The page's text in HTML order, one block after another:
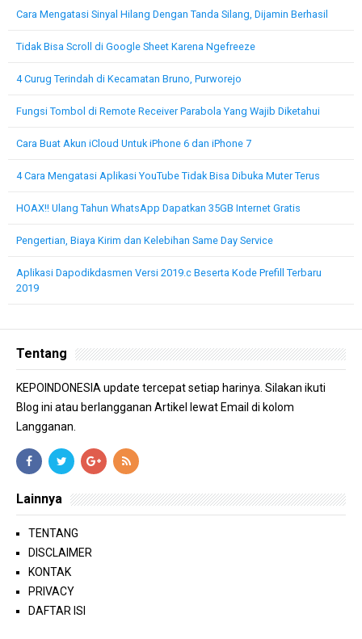
Cara Mengatasi Sinyal Hilang Dengan Tanda Silang, Dijamin Berhasil
Tidak Bisa Scroll di Google Sheet Karena Ngefreeze
4 Curug Terindah di Kecamatan Bruno, Purworejo
Fungsi Tombol di Remote Receiver Parabola Yang Wajib Diketahui
Cara Buat Akun iCloud Untuk iPhone 6 dan iPhone 7
4 Cara Mengatasi Aplikasi YouTube Tidak Bisa Dibuka Muter Terus
HOAX!! Ulang Tahun WhatsApp Dapatkan 35GB Internet Gratis
Pengertian, Biaya Kirim dan Kelebihan Same Day Service
Aplikasi Dapodikdasmen Versi 2019.c Beserta Kode Prefill Terbaru
2019
Tentang
KEPOINDONESIA update tercepat setiap harinya. Silakan ikuti
Blog ini atau berlangganan Artikel lewat Email di kolom
Langganan.
Lainnya
TENTANG
DISCLAIMER
KONTAK
PRIVACY
DAFTAR ISI